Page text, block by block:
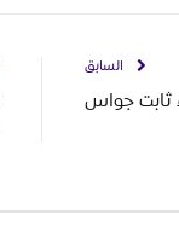
السابق
ثابت جواس